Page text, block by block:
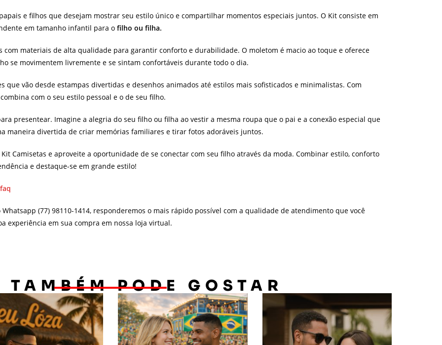
e filhos que desejam mostrar seu estilo único e compartilhar momentos especiais juntos. O Kit consiste em
em tamanho infantil para o filho ou filha.
com materiais de alta qualidade para garantir conforto e durabilidade. O moletom é macio ao toque e oferece
se movimentem livremente e se sintam confortáveis durante todo o dia.
que vão desde estampas divertidas e desenhos animados até estilos mais sofisticados e minimalistas. Com
com o seu estilo pessoal e o de seu filho.
presentear. Imagine a alegria do seu filho ou filha ao vestir a mesma roupa que o pai e a conexão especial que
maneira divertida de criar memórias familiares e tirar fotos adoráveis juntos.
Camisetas e aproveite a oportunidade de se conectar com seu filho através da moda. Combinar estilo, conforto
e destaque-se em grande estilo!
(77) 98110-1414, responderemos o mais rápido possível com a qualidade de atendimento que você
experiência em sua compra em nossa loja virtual.
TAMBÉM PODE GOSTAR